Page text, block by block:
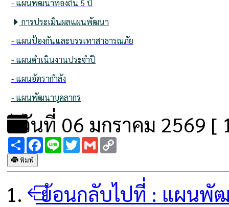
- แผนพัฒนาท้องถิ่น 5 ปี
การประเมินผลแผนพัฒนา
- แผนป้องกันและบรรเทาสาธารณภัย
- แผนดำเนินงานประจำปี
- แผนอัตรากำลัง
- แผนพัฒนาบุคลากร
วันที่ 06 มกราคม 2569 [
ShareFacebook
Line TwitterGmail
พิมพ์
ย้อนกลับไปที่ : แผนพั